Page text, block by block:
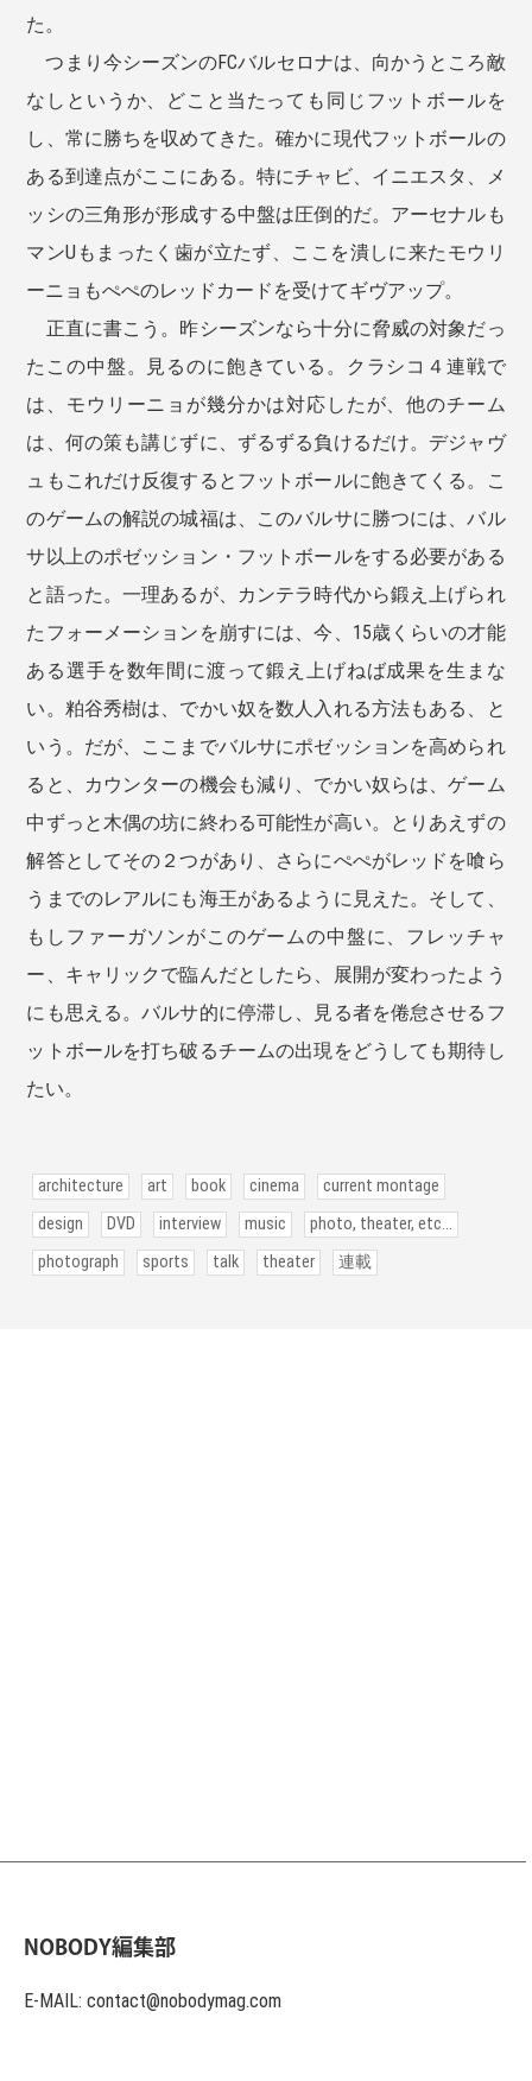
た。
つまり今シーズンのFCバルセロナは、向かうところ敵
なしというか、どこと当たっても同じフットボールを
し、常に勝ちを収めてきた。確かに現代フットボールの
ある到達点がここにある。特にチャビ、イニエスタ、メ
ッシの三角形が形成する中盤は圧倒的だ。アーセナルも
マンUもまったく歯が立たず、ここを潰しに来たモウリ
ーニョもぺぺのレッドカードを受けてギヴアップ。
正直に書こう。昨シーズンなら十分に脅威の対象だっ
たこの中盤。見るのに飽きている。クラシコ４連戦で
は、モウリーニョが幾分かは対応したが、他のチーム
は、何の策も講じずに、ずるずる負けるだけ。デジャヴ
ュもこれだけ反復するとフットボールに飽きてくる。こ
のゲームの解説の城福は、このバルサに勝つには、バル
サ以上のポゼッション・フットボールをする必要がある
と語った。一理あるが、カンテラ時代から鍛え上げられ
たフォーメーションを崩すには、今、15歳くらいの才能
ある選手を数年間に渡って鍛え上げねば成果を生まな
い。粕谷秀樹は、でかい奴を数人入れる方法もある、と
いう。だが、ここまでバルサにポゼッションを高められ
ると、カウンターの機会も減り、でかい奴らは、ゲーム
中ずっと木偶の坊に終わる可能性が高い。とりあえずの
解答としてその２つがあり、さらにぺぺがレッドを喰ら
うまでのレアルにも海王があるように見えた。そして、
もしファーガソンがこのゲームの中盤に、フレッチャ
ー、キャリックで臨んだとしたら、展開が変わったよう
にも思える。バルサ的に停滞し、見る者を倦怠させるフ
ットボールを打ち破るチームの出現をどうしても期待し
たい。
architecture art book cinema
current montage
design
DVD interview music
photo, theater, etc...
photograph
sports talk theater 連載
NOBODY編集部
E-MAIL: contact@nobodymag.com